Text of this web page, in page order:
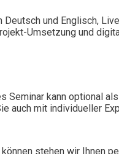
Deutsch und Englisch,
Umsetzung und
Seminar kann optional
auch mit individueller
können stehen wir Ihnen